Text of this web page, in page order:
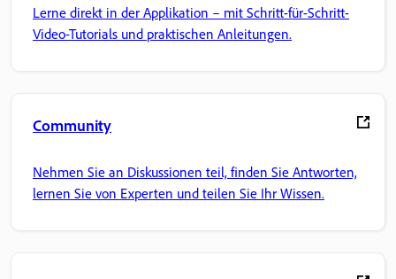
Lerne direkt in der Applikation – mit Schritt-für-Schritt-
Video-Tutorials und praktischen Anleitungen.
Community
Nehmen Sie an Diskussionen teil, finden Sie Antworten,
lernen Sie von Experten und teilen Sie Ihr Wissen.